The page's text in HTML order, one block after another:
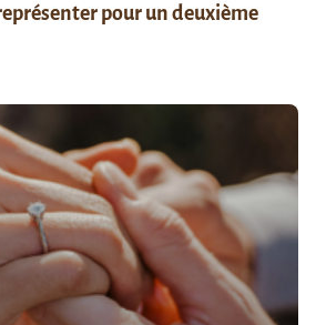
pour un deuxième